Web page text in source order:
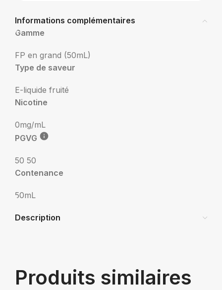
Informations complémentaires
Gamme
FP en grand (50mL)
Type de saveur
E-liquide fruité
Nicotine
0mg/mL
PGVG
50 50
Contenance
50mL
Description
Produits similaires